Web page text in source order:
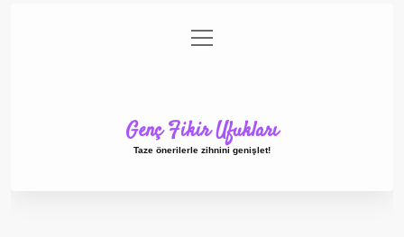
Gizlilik Politikası
menüyü
aç
Genç Fikir Ufukları
Taze önerilerle zihnini genişlet!